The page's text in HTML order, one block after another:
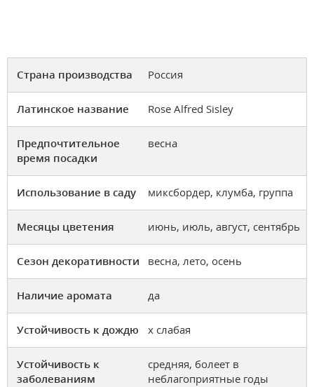
Страна производства Россия
Латинское название Rose Alfred Sisley
Предпочтительное
время посадки
весна
Использование в саду миксбордер, клумба, группа
Месяцы цветения июнь, июль, август, сентябрь
Сезон декоративности весна, лето, осень
Наличие аромата да
Устойчивость к дождю х слабая
Устойчивость к
заболеваниям
средняя, болеет в
неблагоприятные годы